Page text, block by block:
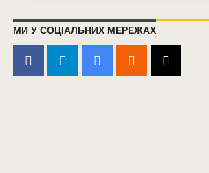
МИ У СОЦІАЛЬНИХ МЕРЕЖАХ